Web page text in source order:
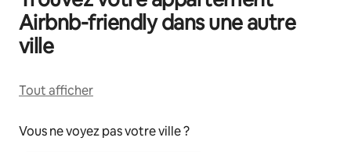
Airbnb-friendly dans une autre
ville
Tout afficher
Vous ne voyez pas votre ville ?